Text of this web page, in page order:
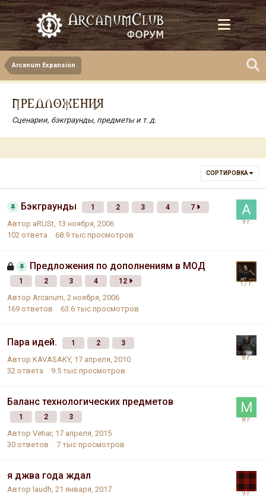
Arcanum Expansion
ПРЕДЛОЖЕНИЯ
Сценарии, бэкграунды, предметы и т. д.
СОРТИРОВКА
Бэкграунды 1 2 3 4 7
Автор aRUSt 13 ноября, 2006
102 ответа 68.9 тыс просмотров
Предложения по дополнениям в МОД
1 2 3 4 12
Автор Arcanum, 2 ноября, 2006
169 ответов 63.6 тыс просмотров
Пара идей. 1 2 3
Автор KAVASAKY, 17 апреля, 2010
32 ответа 9.5 тыс просмотров
Баланс технологических предметов
1 2 3
Автор Vetiar, 17 апреля, 2015
30 ответов 7 тыс просмотров
я джва года ждал
Автор laudh, 21 января, 2017